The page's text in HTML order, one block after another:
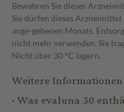
Bewahren Sie dieses
Sie dürfen dieses
ange-gebenen Monats.
nicht mehr verwenden. Sie
Nicht über 30 °C lagern.
Weitere Informationen
· Was evaluna 30